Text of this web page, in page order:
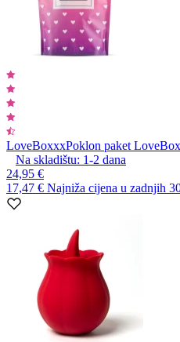
LoveBoxxxPoklon paket
Na skladištu: 1-2 dana
24,95 €
17,47 € Najniža cijena u zadnjih